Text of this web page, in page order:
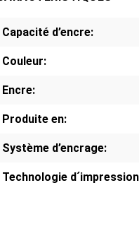
Capacité d’encre:
Couleur:
Encre:
Produite en:
Système d’encrage:
Technologie